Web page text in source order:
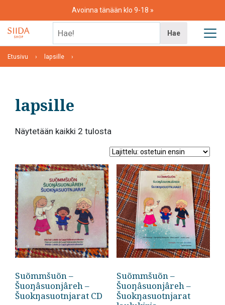
content
Avoinna tänään klo 9-18
Hae
Etusivu lapsille
lapsille
Näytetään kaikki 2 tulosta
ensin
Suõmmšuõn –
Šuoŋâsuonjâreh –
Šuokŋasuotnjarat CD
Suõmmšuõn –
Šuoŋâsuonjâreh –
Šuokŋasuotnjarat